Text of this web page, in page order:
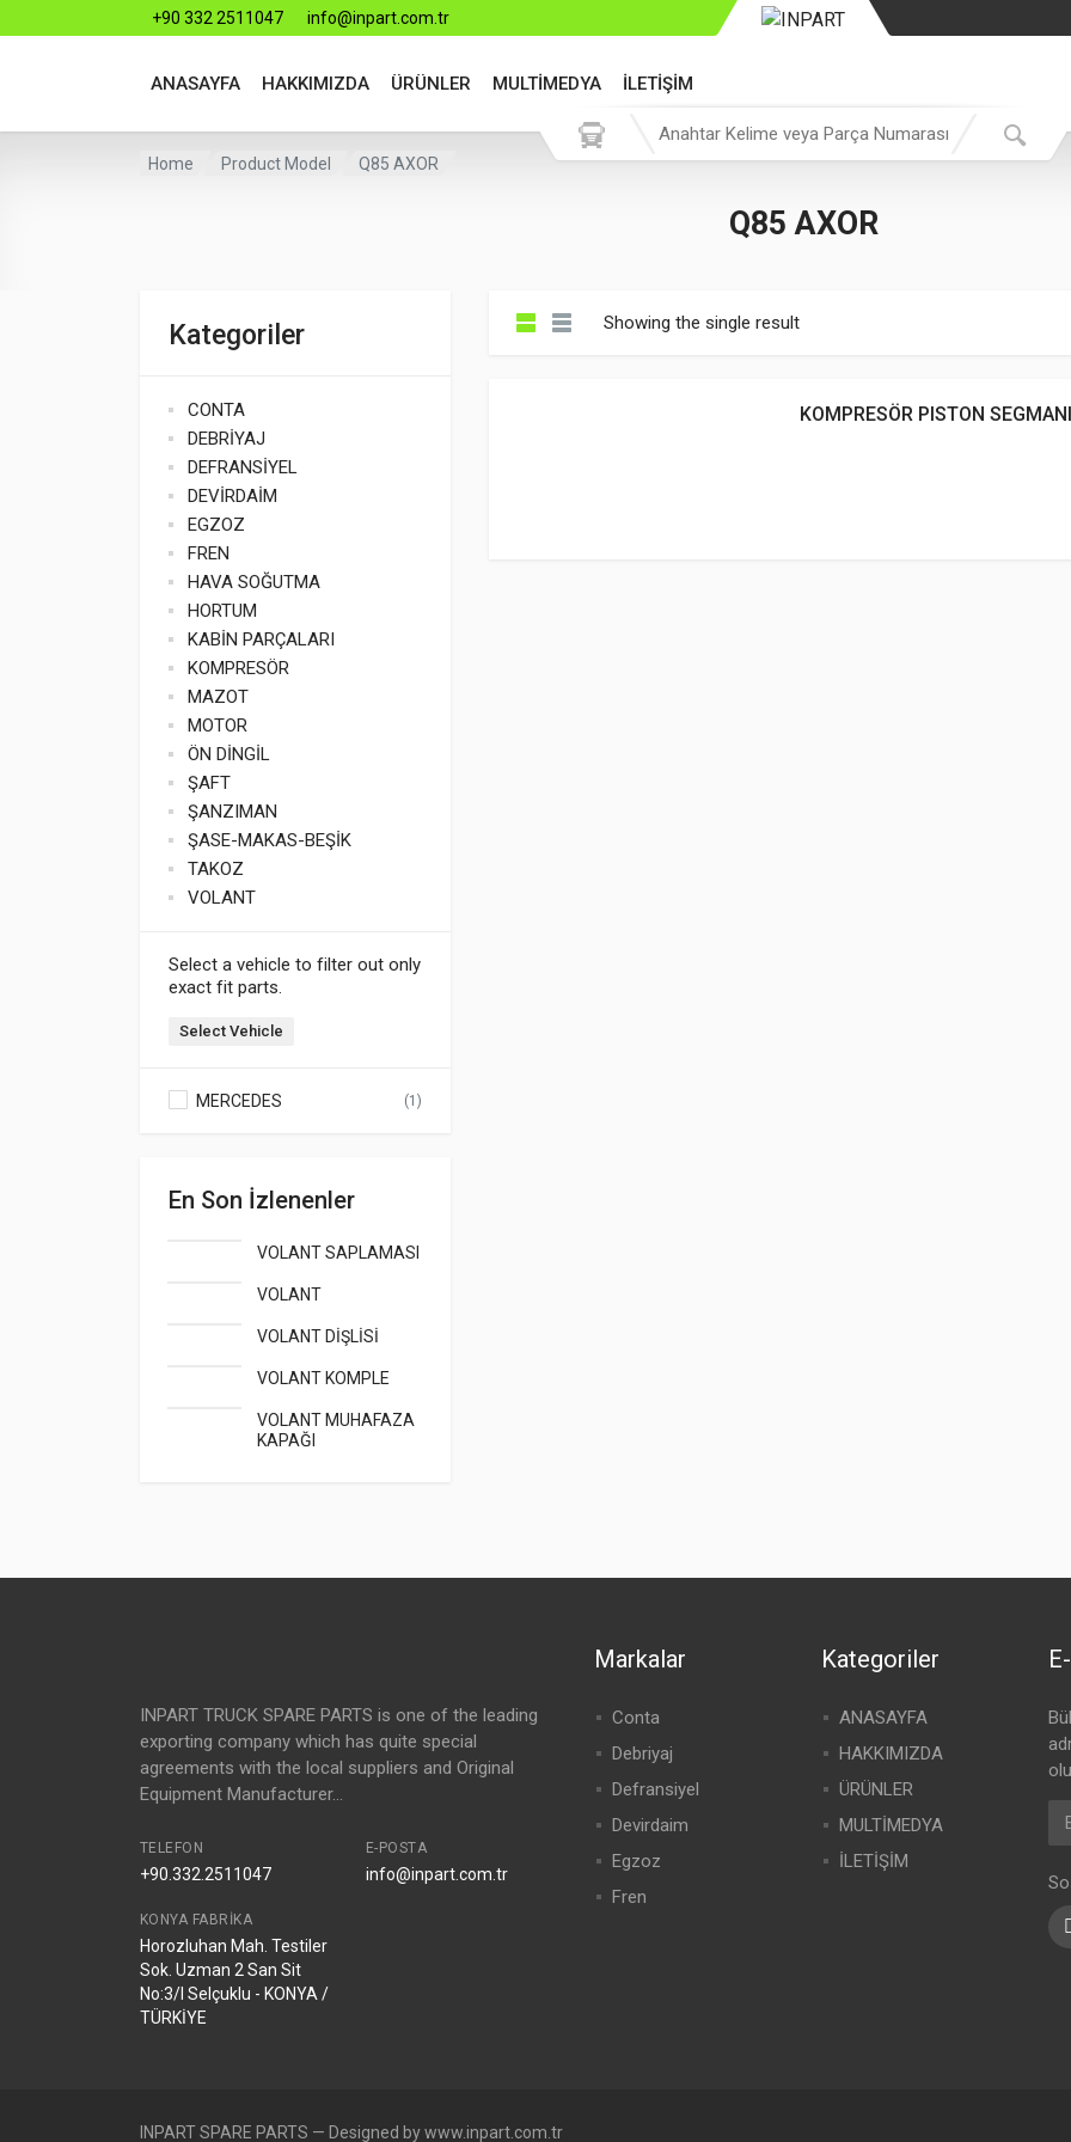
+90 332 2511047 info@inpart.com.tr
ANASAYFA HAKKIMIZDA ÜRÜNLER MULTİMEDYA İLETİŞİM
Home Product Model Q85 AXOR
Q85 AXOR
Kategoriler
CONTA
DEBRİYAJ
DEFRANSİYEL
DEVİRDAİM
EGZOZ
FREN
HAVA SOĞUTMA
HORTUM
KABİN PARÇALARI
KOMPRESÖR
MAZOT
MOTOR
ÖN DİNGİL
ŞAFT
ŞANZIMAN
ŞASE-MAKAS-BEŞİK
TAKOZ
VOLANT
Select a vehicle to filter out only
exact fit parts.
Select Vehicle
MERCEDES (1)
En Son İzlenenler
VOLANT SAPLAMASI
VOLANT
VOLANT DİŞLİSİ
VOLANT KOMPLE
VOLANT MUHAFAZA
KAPAĞI
Showing the single result
KOMPRESÖR PISTON SEGMANI
INPART TRUCK SPARE PARTS is one of the leading
exporting company which has quite special
agreements with the local suppliers and Original
Equipment Manufacturer...
TELEFON
+90.332.2511047
E-POSTA
info@inpart.com.tr
KONYA FABRIKA
Horozluhan Mah. Testiler
Sok. Uzman 2 San Sit
No:3/I Selçuklu - KONYA /
TÜRKİYE
Markalar
Conta
Debriyaj
Defransiyel
Devirdaim
Egzoz
Fren
Kategoriler
ANASAYFA
HAKKIMIZDA
ÜRÜNLER
MULTİMEDYA
İLETİŞİM
INPART SPARE PARTS — Designed by www.inpart.com.tr